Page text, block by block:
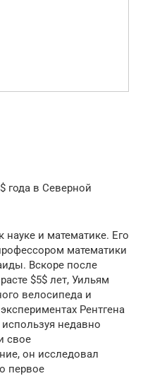
года в Северной
и математике. Его
математики
Вскоре после
$5$ лет, Уильям
велосипеда и
Рентгена
недавно
свое
он исследовал
первое